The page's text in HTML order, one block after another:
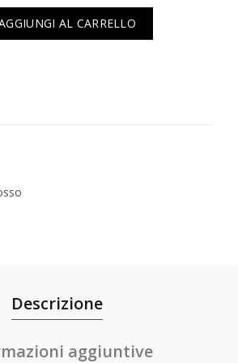
AL CARRELLO
Descrizione
aggiuntive